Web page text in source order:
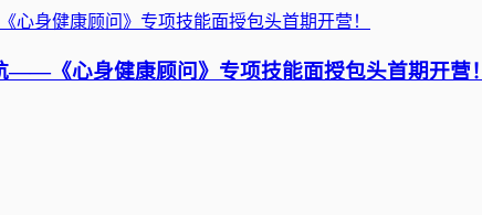
《心身健康顾问》专项技能面授包头首期开营！